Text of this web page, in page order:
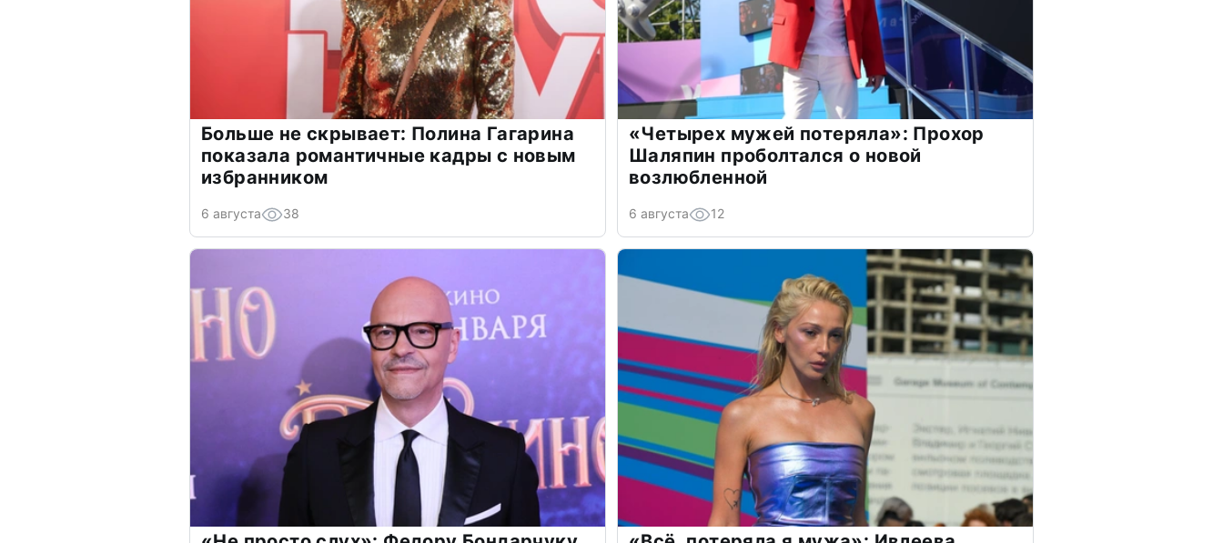
Больше не скрывает: Полина Гагарина
показала романтичные кадры с новым
избранником
6 августа 38
«Четырех мужей потеряла»: Прохор
Шаляпин проболтался о новой
возлюбленной
6 августа 12